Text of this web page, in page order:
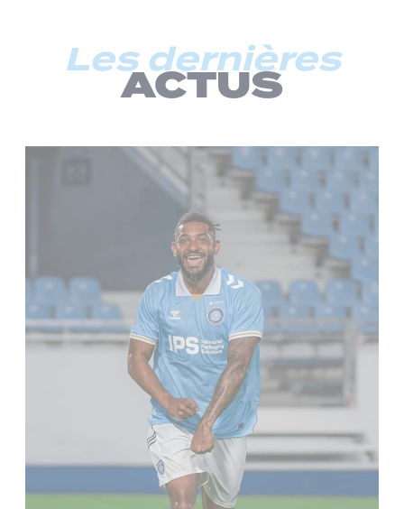
Les dernières
ACTUS